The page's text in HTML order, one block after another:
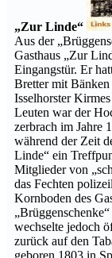
„Zur Linde“
Aus der
Gasthaus „Zur
Eingangstür. Er
Bretter mit
Isselhorster
Leuten war der
zerbrach im Jahre
während der Zeit
Linde“ ein
Mitglieder von
das Fechten
Kornboden des
wechselte jedoch
zurück auf den
geboren 1803 in